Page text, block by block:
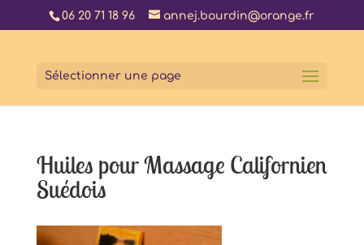
06 20 71 18 96 annej.bourdin@orange.fr
Sélectionner une page
Huiles pour Massage Californien
Suédois